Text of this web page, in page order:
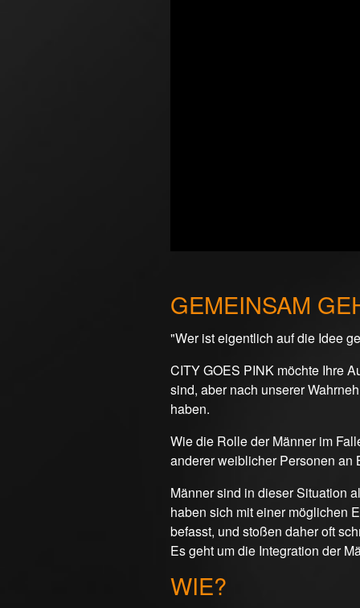
GEMEINSAM
"Wer ist eigentlich auf die Idee
CITY GOES PINK möchte Ihre
sind, aber nach unserer
haben.
Wie die Rolle der Männer im
anderer weiblicher Personen an
Männer sind in dieser Situation
haben sich mit einer möglichen
befasst, und stoßen daher oft
Es geht um die Integration der
WIE?